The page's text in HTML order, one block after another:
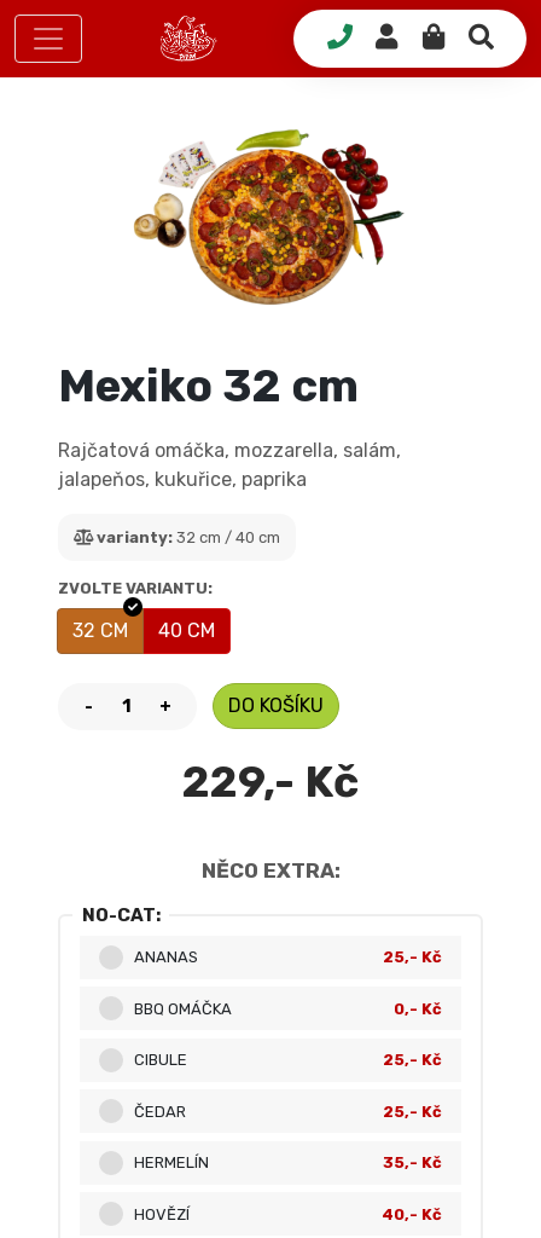
Mexiko 32 cm
Rajčatová omáčka, mozzarella, salám,
jalapeňos, kukuřice, paprika
varianty: 32 cm / 40 cm
ZVOLTE VARIANTU:
32 CM 40 CM
- + DO KOŠÍKU
229,- Kč
NĚCO EXTRA:
NO-CAT:
ANANAS 25,- Kč
BBQ OMÁČKA 0,- Kč
CIBULE 25,- Kč
ČEDAR 25,- Kč
HERMELÍN 35,- Kč
HOVĚZÍ 40,- Kč